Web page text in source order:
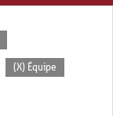
(X) Équipe